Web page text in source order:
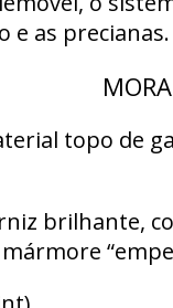
e as precianas.
topo de
brilhante,